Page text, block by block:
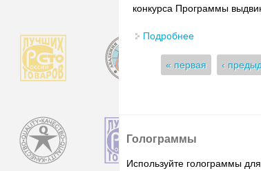
конкурса Программы
Подробнее
Страницы
« первая ‹
Голограммы
Используйте голограммы